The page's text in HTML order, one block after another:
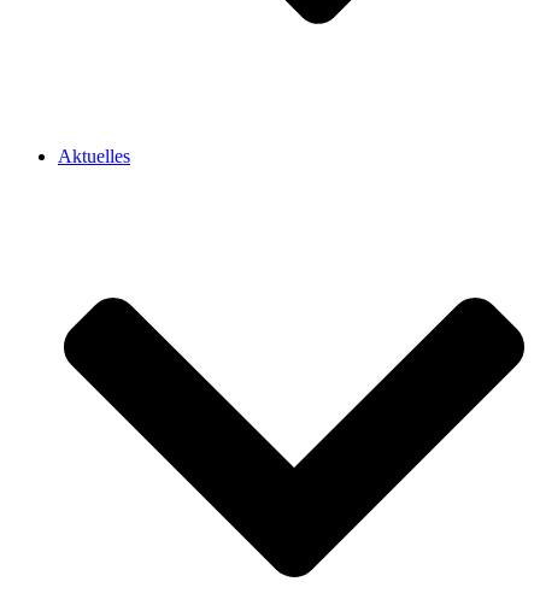
Aktuelles